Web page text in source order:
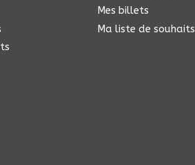
Mes billets
Ma liste de souhaits